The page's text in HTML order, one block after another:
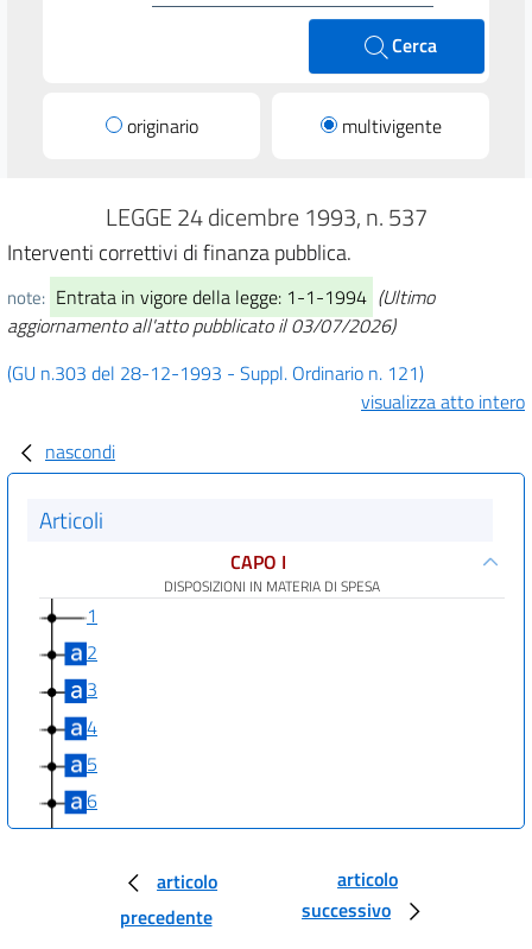
Cerca
originario multivigente
LEGGE 24 dicembre 1993, n. 537
Interventi correttivi di finanza pubblica.
note: Entrata in vigore della legge: 1-1-1994 (Ultimo
aggiornamento all'atto pubblicato il 03/07/2026)
(GU n.303 del 28-12-1993 - Suppl. Ordinario n. 121)
visualizza atto intero
nascondi
Articoli
CAPO I
DISPOSIZIONI IN MATERIA DI SPESA
1
2
3
4
5
6
7
articolo
precedente
articolo
successivo